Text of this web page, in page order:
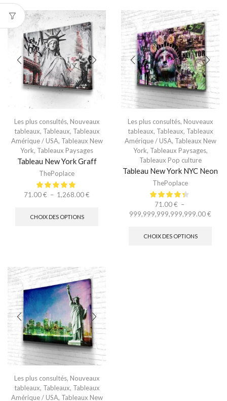
Les plus consultés, Nouveaux
tableaux, Tableaux, Tableaux
Amérique / USA, Tableaux New
York, Tableaux Paysages
Tableau New York Graff
ThePoplace
71.00€ – 1,268.00€
CHOIX DES OPTIONS
Les plus consultés, Nouveaux
tableaux, Tableaux, Tableaux
Amérique / USA, Tableaux New
York, Tableaux Paysages,
Tableaux Pop culture
Tableau New York NYC Neon
ThePoplace
71.00€ –
999,999,999,999,999.00€
CHOIX DES OPTIONS
Les plus consultés, Nouveaux
tableaux, Tableaux, Tableaux
Amérique / USA, Tableaux New